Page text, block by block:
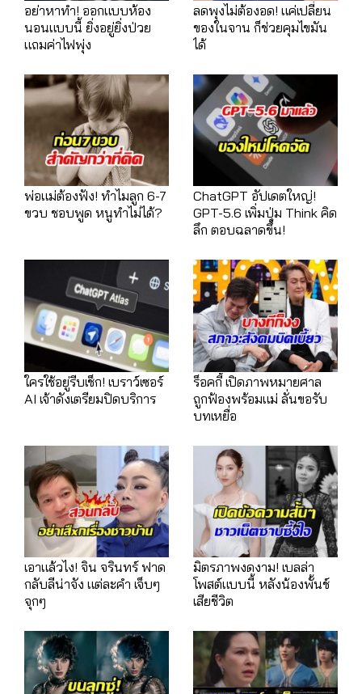
อย่าหาทำ! ออกแบบห้อง
นอนแบบนี้ ยิ่งอยู่ยิ่งป่วย
แถมค่าไฟพุ่ง
ลดพุงไม่ต้องอด! แค่เปลี่ยน
ของในจาน ก็ช่วยคุมไขมัน
ได้
พ่อแม่ต้องฟัง! ทำไมลูก 6-7
ขวบ ชอบพูด หนูทำไม่ได้?
ChatGPT อัปเดตใหญ่!
GPT-5.6 เพิ่มปุ่ม Think คิด
ลึก ตอบฉลาดขึ้น!
ใครใช้อยู่รีบเช็ก! เบราว์เซอร์
AI เจ้าดังเตรียมปิดบริการ
ร็อคกี้ เปิดภาพหมายศาล
ถูกฟ้องพร้อมแม่ ลั่นขอรับ
บทเหยื่อ
เอาแล้วไง! จิน จรินทร์ ฟาด
กลับลีน่าจัง แต่ละคำ เจ็บๆ
จุกๆ
มิตรภาพงดงาม! เบลล่า
โพสต์แบบนี้ หลังน้องพั้นช์
เสียชีวิต